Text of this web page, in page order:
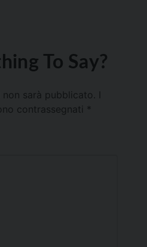
To Say?
non sarà pubblicato.
contrassegnati *